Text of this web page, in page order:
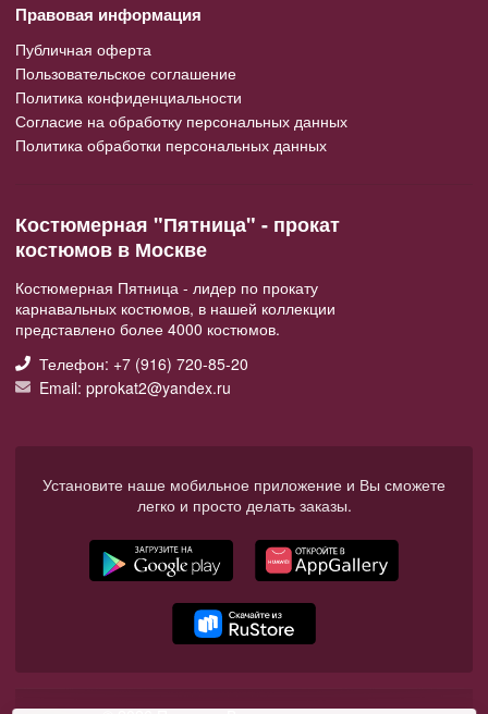
Правовая информация
Публичная оферта
Пользовательское соглашение
Политика конфиденциальности
Согласие на обработку персональных данных
Политика обработки персональных данных
Костюмерная "Пятница" - прокат
костюмов в Москве
Костюмерная Пятница - лидер по прокату
карнавальных костюмов, в нашей коллекции
представлено более 4000 костюмов.
Телефон: +7 (916) 720-85-20
Email: pprokat2@yandex.ru
Установите наше мобильное приложение и Вы сможете
легко и просто делать заказы.